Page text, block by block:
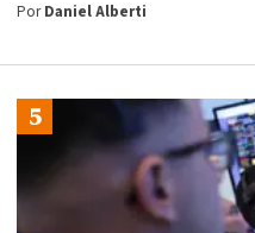
PorDaniel Alberti